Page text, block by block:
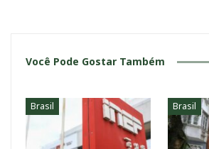
Você Pode Gostar Também
Brasil Brasil